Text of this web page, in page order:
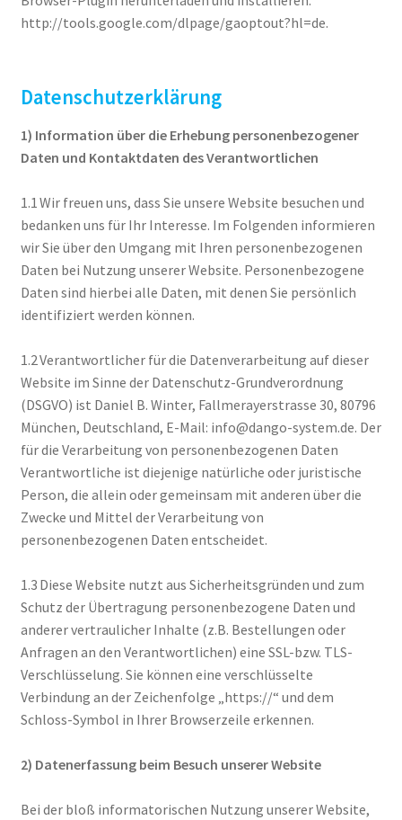
http://tools.google.com/dlpage/gaoptout?hl=de.
Datenschutzerklärung
1) Information über die Erhebung personenbezogener
Daten und Kontaktdaten des Verantwortlichen
1.1 Wir freuen uns, dass Sie unsere Website besuchen und
bedanken uns für Ihr Interesse. Im Folgenden informieren
wir Sie über den Umgang mit Ihren personenbezogenen
Daten bei Nutzung unserer Website. Personenbezogene
Daten sind hierbei alle Daten, mit denen Sie persönlich
identifiziert werden können.
1.2 Verantwortlicher für die Datenverarbeitung auf dieser
Website im Sinne der Datenschutz-Grundverordnung
(DSGVO) ist Daniel B. Winter, Fallmerayerstrasse 30, 80796
München, Deutschland, E-Mail: info@dango-system.de. Der
für die Verarbeitung von personenbezogenen Daten
Verantwortliche ist diejenige natürliche oder juristische
Person, die allein oder gemeinsam mit anderen über die
Zwecke und Mittel der Verarbeitung von
personenbezogenen Daten entscheidet.
1.3 Diese Website nutzt aus Sicherheitsgründen und zum
Schutz der Übertragung personenbezogene Daten und
anderer vertraulicher Inhalte (z.B. Bestellungen oder
Anfragen an den Verantwortlichen) eine SSL-bzw. TLS-
Verschlüsselung. Sie können eine verschlüsselte
Verbindung an der Zeichenfolge „https://“ und dem
Schloss-Symbol in Ihrer Browserzeile erkennen.
2) Datenerfassung beim Besuch unserer Website
Bei der bloß informatorischen Nutzung unserer Website,